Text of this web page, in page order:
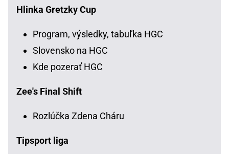
Hlinka Gretzky Cup
Program, výsledky, tabuľka HGC
Slovensko na HGC
Kde pozerať HGC
Zee's Final Shift
Rozlúčka Zdena Cháru
Tipsport liga